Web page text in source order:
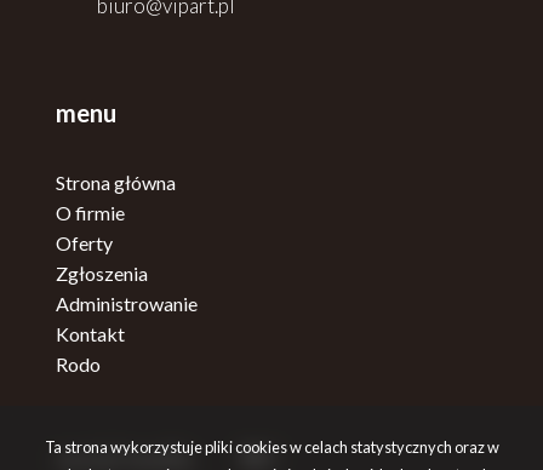
biuro@vipart.pl
menu
Strona główna
O firmie
Oferty
Zgłoszenia
Administrowanie
Kontakt
Rodo
social media Facebook
Facebook
Ta strona wykorzystuje pliki cookies w celach statystycznych oraz w